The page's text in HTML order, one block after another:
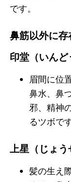
です。
鼻筋以外に
印堂（いんど
眉間に位
鼻水、鼻
邪、精神
るツボです
上星（じょう
髪の生え